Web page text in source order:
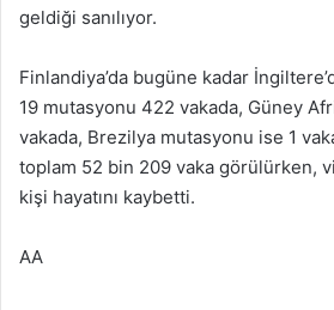
geldiği sanılıyor.
Finlandiya’da bugüne kadar
19 mutasyonu 422 vakada, Güney
vakada, Brezilya mutasyonu ise 1
toplam 52 bin 209 vaka görülürken,
kişi hayatını kaybetti.
AA